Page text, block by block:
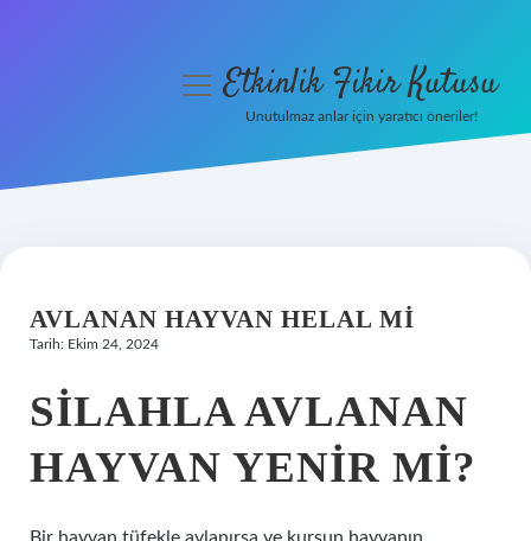
Hakkımızda
menüyüEtkinlik Fikir Kutusu
Unutulmaz anlar için yaratıcı öneriler!
AVLANAN HAYVAN HELAL MI
Tarih: Ekim 24, 2024
SILAHLA AVLANAN
HAYVAN YENIR MI?